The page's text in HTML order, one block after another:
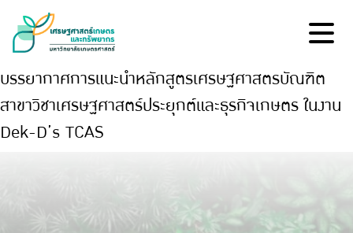
บรรยากาศการแนะนำหลักสูตรเศรษฐศาสตรบัณฑิต
สาขาวิชาเศรษฐศาสตร์ประยุกต์และธุรกิจเกษตร ในงาน
Dek-D’s TCAS